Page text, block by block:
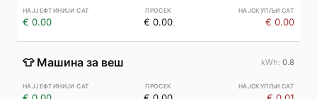
€ 0.00 € 0.00 € 0.00
👕 Машина за веш 0.8